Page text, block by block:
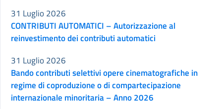
CONTRIBUTI AUTOMATICI – Autorizzazione al
reinvestimento dei contributi automatici
31 Luglio 2026
Bando contributi selettivi opere cinematografiche in
regime di coproduzione o di compartecipazione
internazionale minoritaria – Anno 2026
31 Luglio 2026